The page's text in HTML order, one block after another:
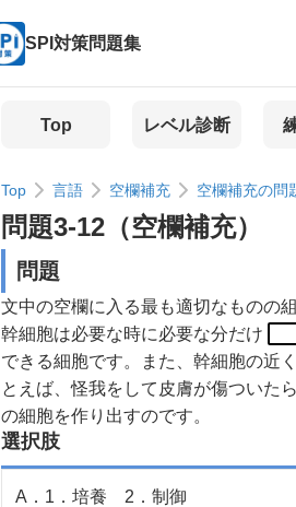
SPI対策問題集
Top レベル診断
Top 言語 空欄補充 空欄補充の問
問題3-12 （空欄補充）
問題
文中の空欄に入る最も適切なものの
幹細胞は必要な時に必要な分だけ
できる細胞です。また、幹細胞の近
とえば、怪我をして皮膚が傷ついた
の細胞を作り出すのです。
選択肢
A ． 1．培養 2．制御